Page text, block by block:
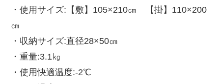
・使用サイズ:【敷】105×210㎝ 【掛】110×200
㎝
・収納サイズ:直径28×50㎝
・重量:3.1㎏
・使用快適温度:-2℃